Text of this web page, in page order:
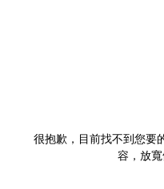
很抱歉，目前找不到您要
容，放寬